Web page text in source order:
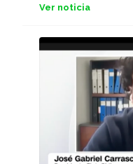
Ver noticia